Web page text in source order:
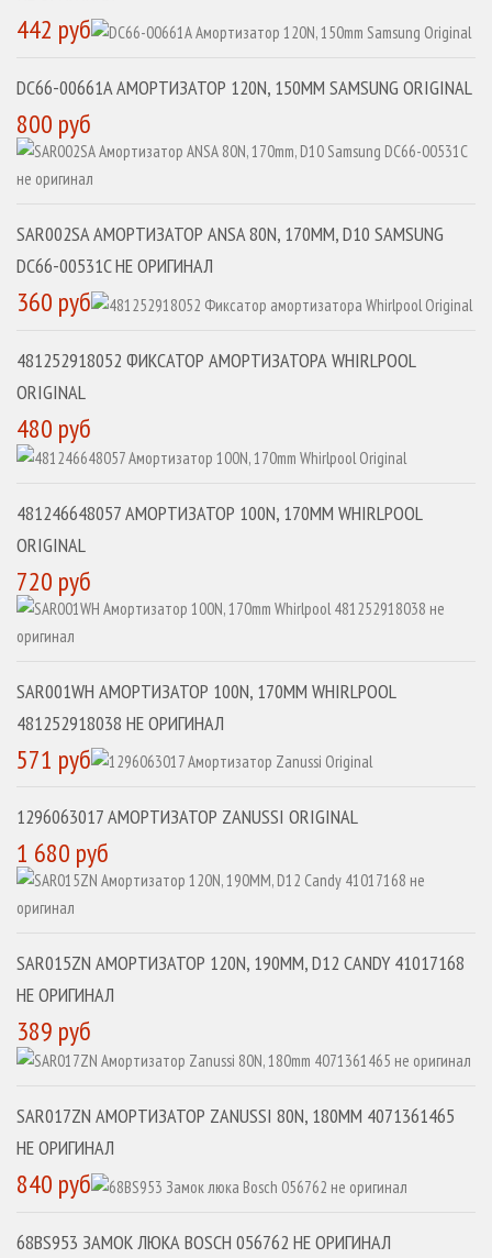
442 руб
DC66-00661A АМОРТИЗАТОР 120N, 150MM SAMSUNG ORIGINAL
800 руб
SAR002SA АМОРТИЗАТОР ANSA 80N, 170MM, D10 SAMSUNG
DC66-00531C НЕ ОРИГИНАЛ
360 руб
481252918052 ФИКСАТОР АМОРТИЗАТОРА WHIRLPOOL
ORIGINAL
480 руб
481246648057 АМОРТИЗАТОР 100N, 170MM WHIRLPOOL
ORIGINAL
720 руб
SAR001WH АМОРТИЗАТОР 100N, 170MM WHIRLPOOL
481252918038 НЕ ОРИГИНАЛ
571 руб
1296063017 АМОРТИЗАТОР ZANUSSI ORIGINAL
1 680 руб
SAR015ZN АМОРТИЗАТОР 120N, 190MM, D12 CANDY 41017168
НЕ ОРИГИНАЛ
389 руб
SAR017ZN АМОРТИЗАТОР ZANUSSI 80N, 180MM 4071361465
НЕ ОРИГИНАЛ
840 руб
68BS953 ЗАМОК ЛЮКА BOSCH 056762 НЕ ОРИГИНАЛ